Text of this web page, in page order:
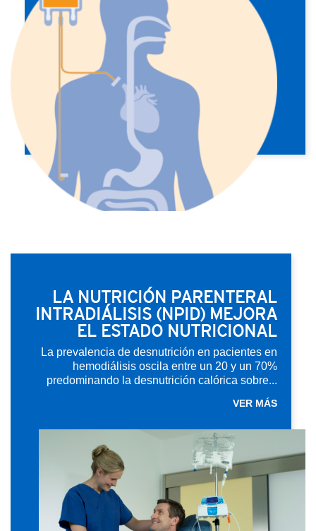
LA NUTRICIÓN PARENTERAL
INTRADIÁLISIS (NPID) MEJORA
EL ESTADO NUTRICIONAL
La prevalencia de desnutrición en pacientes en
hemodiálisis oscila entre un 20 y un 70%
predominando la desnutrición calórica sobre...
VER MÁS